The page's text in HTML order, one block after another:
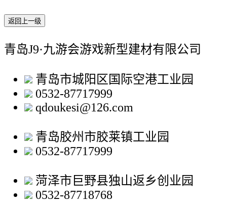
返回上一级
青岛J9·九游会游戏新型建材有限公司
青岛市城阳区国际空港工业园
0532-87717999
qdoukesi@126.com
青岛胶州市胶莱镇工业园
0532-87717999
菏泽市巨野县独山返乡创业园
0532-87718768